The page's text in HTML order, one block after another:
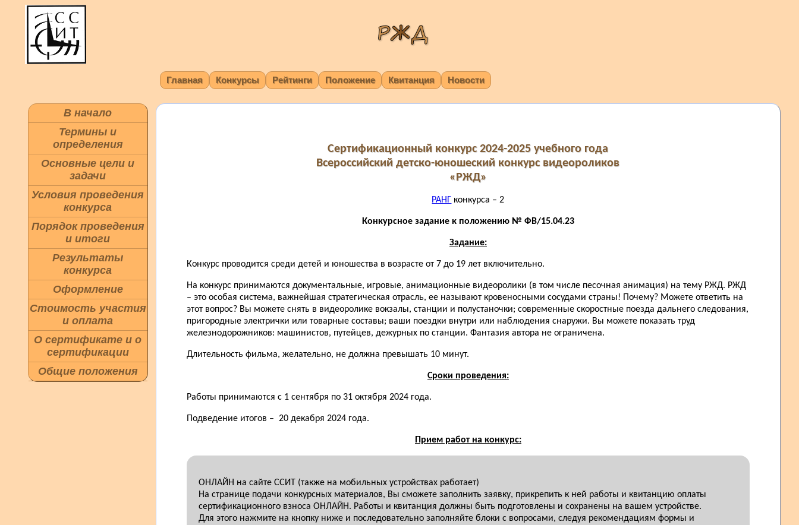
Главная Конкурсы Рейтинги Положение Квитанция Новости
В начало
Термины и
определения
Основные цели и
задачи
Условия проведения
конкурса
Порядок проведения
и итоги
Результаты
конкурса
Оформление
Стоимость участия
и оплата
О сертификате и о
сертификации
Общие положения
Сертификационный конкурс 2024-2025 учебного года
Всероссийский детско-юношеский конкурс видеороликов
«РЖД»
РАНГ конкурса – 2
Конкурсное задание к положению № ФВ/15.04.23
Задание:
Конкурс проводится среди детей и юношества в возрасте от 7 до 19 лет включительно.
На конкурс принимаются документальные, игровые, анимационные видеоролики (в том числе песочная анимация) на тему РЖД. РЖД
– это особая система, важнейшая стратегическая отрасль, ее называют кровеносными сосудами страны! Почему? Можете ответить на
этот вопрос? Вы можете снять в видеоролике вокзалы, станции и полустаночки; современные скоростные поезда дальнего следования,
пригородные электрички или товарные составы; ваши поездки внутри или наблюдения снаружи. Вы можете показать труд
железнодорожников: машинистов, путейцев, дежурных по станции. Фантазия автора не ограничена.
Длительность фильма, желательно, не должна превышать 10 минут.
Сроки проведения:
Работы принимаются с 1 сентября по 31 октября 2024 года.
Подведение итогов – 20 декабря 2024 года.
Прием работ на конкурс:
ОНЛАЙН на сайте ССИТ (также на мобильных устройствах работает)
На странице подачи конкурсных материалов, Вы сможете заполнить заявку, прикрепить к ней работы и квитанцию оплаты
сертификационного взноса ОНЛАЙН. Работы и квитанция должны быть подготовлены и сохранены на вашем устройстве.
Для этого нажмите на кнопку ниже и последовательно заполняйте блоки с вопросами, следуя рекомендациям формы и